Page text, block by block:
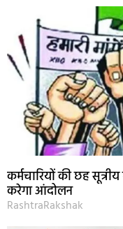
कर्मचारियों की छह
करेगा आंदोलन
RashtraRakshak